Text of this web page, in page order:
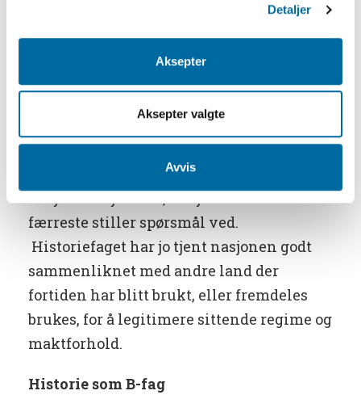
Detaljer
Aksepter
Aksepter valgte
Avvis
den neste generasjonen, og vise at
være med å forme fremtiden. Derfor har
skal fremme demokratisk og kritisk
tenking. Med andre ord er
historieundervisningen fremdeles i
nasjonens tjeneste, en tjeneste som de
færreste stiller spørsmål ved.
Historiefaget har jo tjent nasjonen godt
sammenliknet med andre land der
fortiden har blitt brukt, eller fremdeles
brukes, for å legitimere sittende regime og
maktforhold.
Historie som B-fag